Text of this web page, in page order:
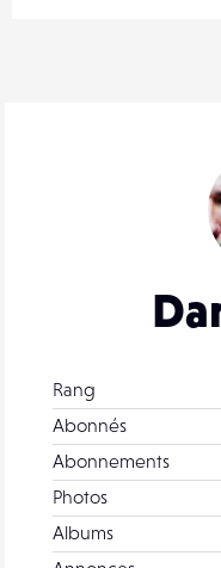
Rang
Abonnés
Abonnements
Photos
Albums